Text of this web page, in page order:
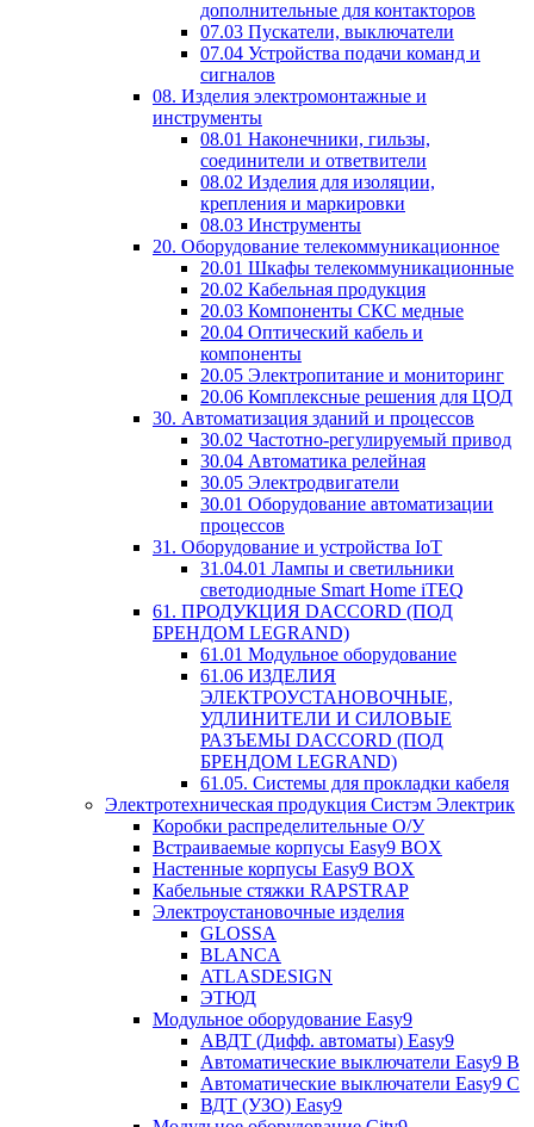
дополнительные для контакторов
07.03 Пускатели, выключатели
07.04 Устройства подачи команд и
сигналов
08. Изделия электромонтажные и
инструменты
08.01 Наконечники, гильзы,
соединители и ответвители
08.02 Изделия для изоляции,
крепления и маркировки
08.03 Инструменты
20. Оборудование телекоммуникационное
20.01 Шкафы телекоммуникационные
20.02 Кабельная продукция
20.03 Компоненты СКС медные
20.04 Оптический кабель и
компоненты
20.05 Электропитание и мониторинг
20.06 Комплексные решения для ЦОД
30. Автоматизация зданий и процессов
30.02 Частотно-регулируемый привод
30.04 Автоматика релейная
30.05 Электродвигатели
30.01 Оборудование автоматизации
процессов
31. Оборудование и устройства IoT
31.04.01 Лампы и светильники
светодиодные Smart Home iTEQ
61. ПРОДУКЦИЯ DACCORD (ПОД
БРЕНДОМ LEGRAND)
61.01 Модульное оборудование
61.06 ИЗДЕЛИЯ
ЭЛЕКТРОУСТАНОВОЧНЫЕ,
УДЛИНИТЕЛИ И СИЛОВЫЕ
РАЗЪЕМЫ DACCORD (ПОД
БРЕНДОМ LEGRAND)
61.05. Системы для прокладки кабеля
Электротехническая продукция Систэм Электрик
Коробки распределительные О/У
Встраиваемые корпусы Easy9 BOX
Настенные корпусы Easy9 BOX
Кабельные стяжки RAPSTRAP
Электроустановочные изделия
GLOSSA
BLANCA
ATLASDESIGN
ЭТЮД
Модульное оборудование Easy9
АВДТ (Дифф. автоматы) Easy9
Автоматические выключатели Easy9 В
Автоматические выключатели Easy9 С
ВДТ (УЗО) Easy9